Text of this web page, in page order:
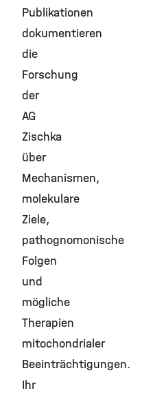
Publikationen
dokumentieren
die
Forschung
der
AG
Zischka
über
Mechanismen,
molekulare
Ziele,
pathognomonische
Folgen
und
mögliche
Therapien
mitochondrialer
Beeinträchtigungen.
Ihr